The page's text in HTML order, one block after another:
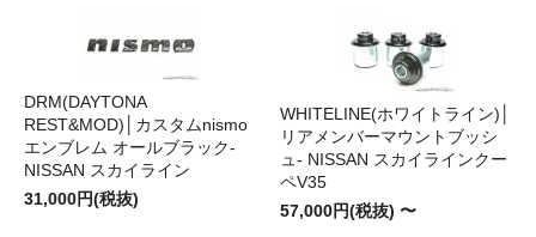
DRM(DAYTONA
REST&MOD)│カスタムnismo
エンブレム オールブラック-
NISSAN スカイライン
31,000円(税抜)
WHITELINE(ホワイトライン)│
リアメンバーマウントブッシ
ュ- NISSAN スカイラインクー
ペV35
57,000円(税抜) 〜